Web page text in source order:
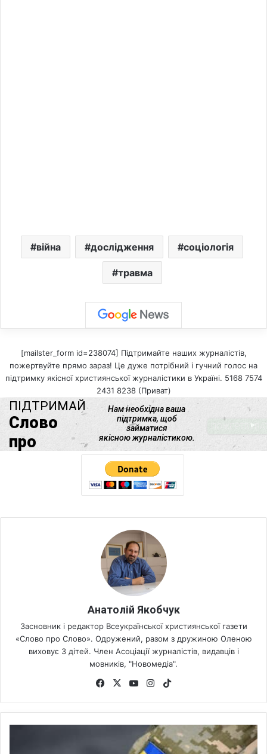
війна дослідження соціологія
травма
[mailster_form id=238074] Підтримайте наших журналістів,
пожертвуйте прямо зараз! Це дуже потрібний і гучний голос на
підтримку якісної християнської журналістики в Україні. 5168 7574
2431 8238 (Приват)
Анатолій Якобчук
Засновник і редактор Всеукраїнської християнської газети
«Слово про Слово». Одружений, разом з дружиною Оленою
виховує 3 дітей. Член Асоціації журналістів, видавців і
мовників, "Новомедіа".
Fa
bo
ok
X
Yo
ub
e
Ins
ra
m
k